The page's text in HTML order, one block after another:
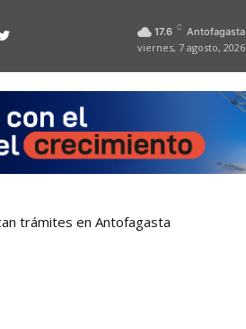
17.6 C Antofagasta
viernes, 7 agosto, 2026
trámites en Antofagasta